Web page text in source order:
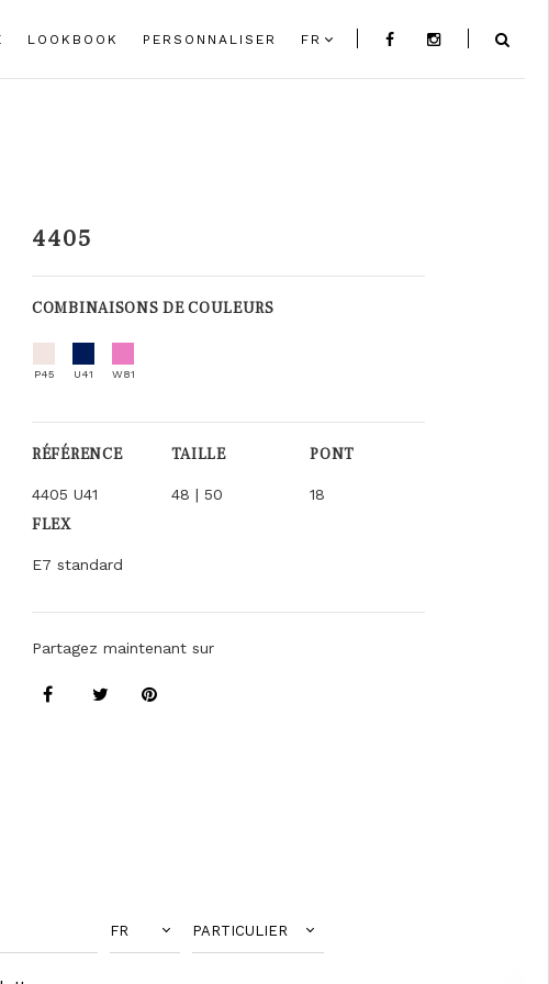
LOOKBOOK PERSONNALISER FR
4405
COMBINAISONS DE COULEURS
P45 U41 W81
RÉFÉRENCE
4405 U41
TAILLE
48 | 50
PONT
18
FLEX
E7 standard
Partagez maintenant sur
FR PARTICULIER